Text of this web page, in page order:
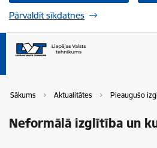
Pārvaldīt sīkdatnes
Sākums Aktualitātes Pieaugušo
Neformālā izglītība un